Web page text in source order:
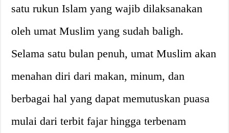
satu rukun Islam yang wajib dilaksanakan
oleh umat Muslim yang sudah baligh.
Selama satu bulan penuh, umat Muslim akan
menahan diri dari makan, minum, dan
berbagai hal yang dapat memutuskan puasa
mulai dari terbit fajar hingga terbenam